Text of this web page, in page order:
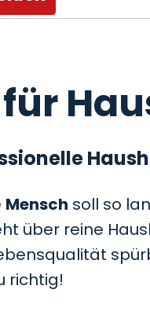
Mensch soll so
über reine
richtig!